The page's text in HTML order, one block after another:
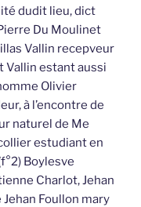
dudit lieu, dict
Du Moulinet
Vallin recepveur
Vallin estant aussi
Olivier
à l’encontre de
naturel de Me
estudiant en
Boylesve
Charlot, Jehan
Foullon mary